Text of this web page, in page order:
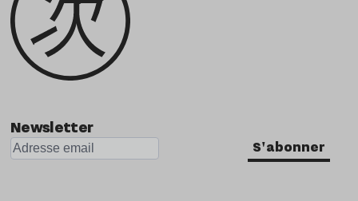
Newsletter
S'abonner